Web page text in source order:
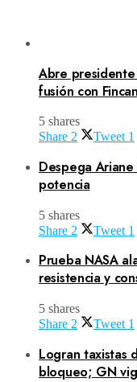
Abre
fusión con
5 shares
Share 2 Tweet 1
Despega
potencia
5 shares
Share 2 Tweet 1
Prueba NASA
resistencia y
5 shares
Share 2 Tweet 1
Logran taxistas
bloqueo; GN